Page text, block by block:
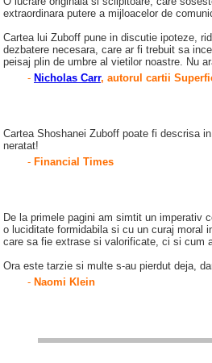
extraordinara putere a mijloacelor de
Cartea lui Zuboff pune in discutie ipoteze,
dezbatere necesara, care ar fi trebuit sa
peisaj plin de umbre al vietilor noastre. Nu
- Nicholas Carr, autorul cartii
Cartea Shoshanei Zuboff poate fi descrisa
neratat!
- Financial Times
De la primele pagini am simtit un imperativ
o luciditate formidabila si cu un curaj moral
care sa fie extrase si valorificate, ci si cum
Ora este tarzie si multe s-au pierdut deja,
- Naomi Klein